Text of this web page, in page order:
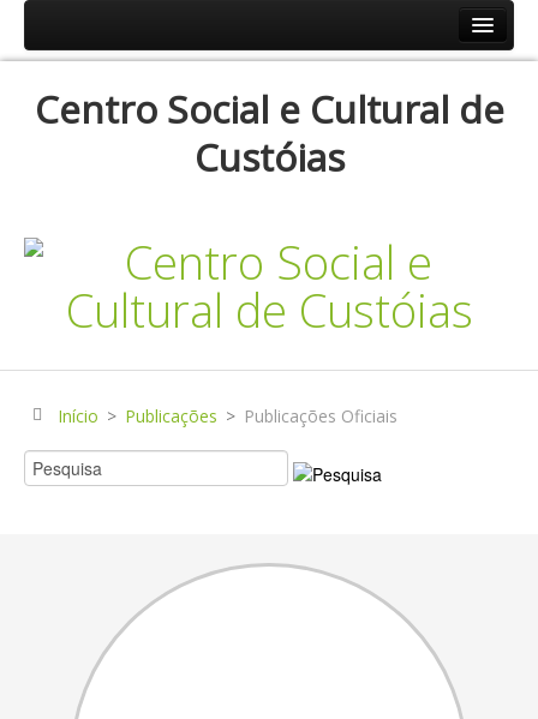
Resp.Sociais
Centro de Convívio
Serviço de Apoio Domiciliário
Agenda
Historial
Publicações
Notícias
Galerias Fotográficas
Cantares das Janeiras
Carnaval
Dia da Amizade
Dia da Mulher
Centro Social e Cultural de
Custóias
Início > Publicações > Publicações Oficiais